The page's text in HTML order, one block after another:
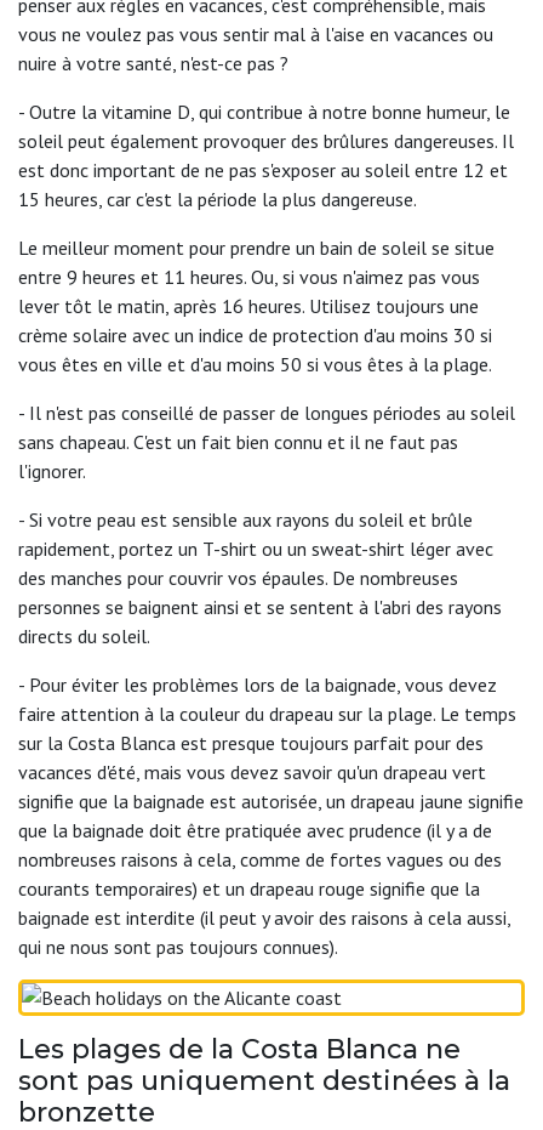
penser aux règles en vacances, c'est compréhensible, mais
vous ne voulez pas vous sentir mal à l'aise en vacances ou
nuire à votre santé, n'est-ce pas ?
- Outre la vitamine D, qui contribue à notre bonne humeur, le
soleil peut également provoquer des brûlures dangereuses. Il
est donc important de ne pas s'exposer au soleil entre 12 et
15 heures, car c'est la période la plus dangereuse.
Le meilleur moment pour prendre un bain de soleil se situe
entre 9 heures et 11 heures. Ou, si vous n'aimez pas vous
lever tôt le matin, après 16 heures. Utilisez toujours une
crème solaire avec un indice de protection d'au moins 30 si
vous êtes en ville et d'au moins 50 si vous êtes à la plage.
- Il n'est pas conseillé de passer de longues périodes au soleil
sans chapeau. C'est un fait bien connu et il ne faut pas
l'ignorer.
- Si votre peau est sensible aux rayons du soleil et brûle
rapidement, portez un T-shirt ou un sweat-shirt léger avec
des manches pour couvrir vos épaules. De nombreuses
personnes se baignent ainsi et se sentent à l'abri des rayons
directs du soleil.
- Pour éviter les problèmes lors de la baignade, vous devez
faire attention à la couleur du drapeau sur la plage. Le temps
sur la Costa Blanca est presque toujours parfait pour des
vacances d'été, mais vous devez savoir qu'un drapeau vert
signifie que la baignade est autorisée, un drapeau jaune signifie
que la baignade doit être pratiquée avec prudence (il y a de
nombreuses raisons à cela, comme de fortes vagues ou des
courants temporaires) et un drapeau rouge signifie que la
baignade est interdite (il peut y avoir des raisons à cela aussi,
qui ne nous sont pas toujours connues).
Les plages de la Costa Blanca ne
sont pas uniquement destinées à la
bronzette